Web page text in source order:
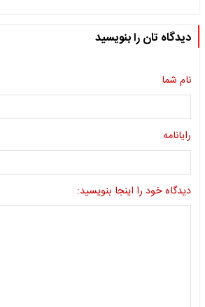
دیدگاه تان را بنویسید
نام شما
رایانامه
دیدگاه خود را اینجا بنویسید: